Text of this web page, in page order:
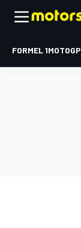
FORMEL 1MOTOGP